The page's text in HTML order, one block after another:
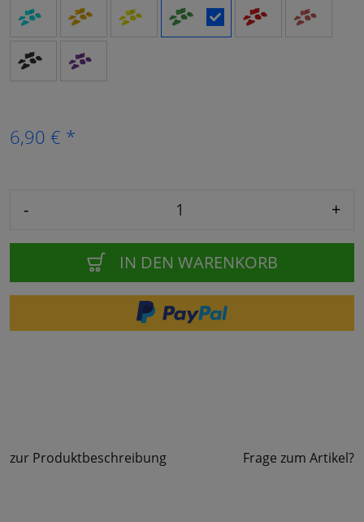
6,90 € *
- +
IN DEN WARENKORB
zur Produktbeschreibung Frage zum Artikel?